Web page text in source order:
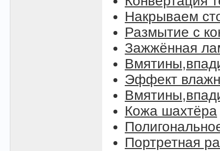
Накрываем
Размытие с
Зажжённая
Эффект
Кожа шахтёра
Портретная